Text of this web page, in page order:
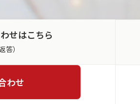
せはこちら
答）
わせ